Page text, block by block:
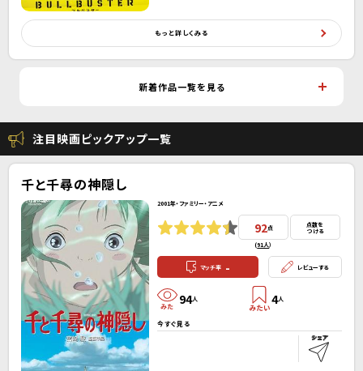
もっと詳しくみる
新着作品一覧を見る
注目映画ピックアップ一覧
千と千尋の神隠し
2001年・ファミリー・アニメ
92点
(91人）
点数を
つける
マッチ率 - レビューする
94人 4人
今すぐ見る